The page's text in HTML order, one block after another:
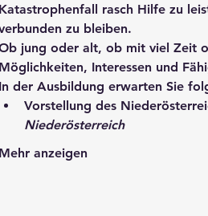
Katastrophenfall rasch Hilfe zu
zu bleiben.
jung oder alt, ob mit viel Zeit
Möglichkeiten, Interessen und
In der Ausbildung erwarten Sie
Vorstellung des
Niederösterreich
Mehr anzeigen